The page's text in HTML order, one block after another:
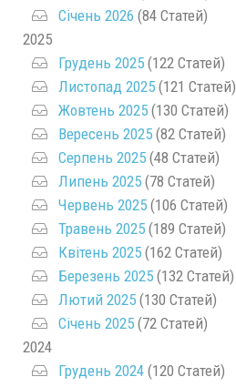
Січень 2026 (84 Статей)
2025
Грудень 2025 (122 Статей)
Листопад 2025 (121 Статей)
Жовтень 2025 (130 Статей)
Вересень 2025 (82 Статей)
Серпень 2025 (48 Статей)
Липень 2025 (78 Статей)
Червень 2025 (106 Статей)
Травень 2025 (189 Статей)
Квітень 2025 (162 Статей)
Березень 2025 (132 Статей)
Лютий 2025 (130 Статей)
Січень 2025 (72 Статей)
2024
Грудень 2024 (120 Статей)